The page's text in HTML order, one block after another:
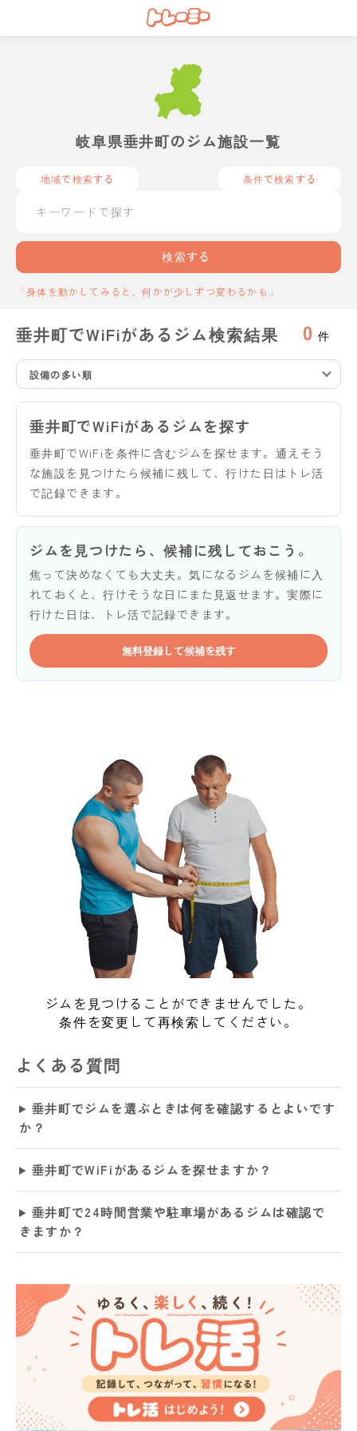
岐阜県垂井町のジム施設一覧
地域で検索する 条件で検索する
検索する
「身体を動かしてみると、何かが少しずつ変わるかも」
垂井町でWiFiがあるジム検索結果 0 件
設備の多い順
垂井町でWiFiがあるジムを探す
垂井町でWiFiを条件に含むジムを探せます。通えそう
な施設を見つけたら候補に残して、行けた日はトレ活
で記録できます。
ジムを見つけたら、候補に残しておこう。
焦って決めなくても大丈夫。気になるジムを候補に入
れておくと、行けそうな日にまた見返せます。実際に
行けた日は、トレ活で記録できます。
無料登録して候補を残す
ジムを見つけることができませんでした。
条件を変更して再検索してください。
よくある質問
垂井町でジムを選ぶときは何を確認するとよいです
か？
垂井町でWiFiがあるジムを探せますか？
垂井町で24時間営業や駐車場があるジムは確認で
きますか？